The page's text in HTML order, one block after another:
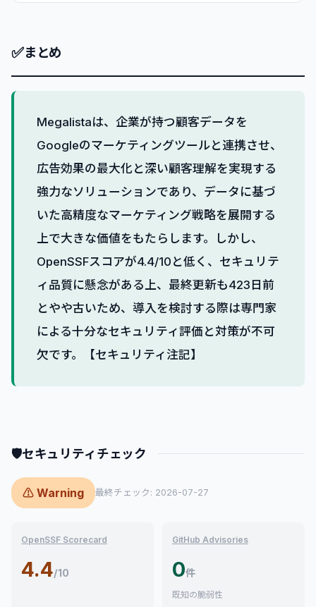
✅まとめ
Megalistaは、企業が持つ顧客データを
Googleのマーケティングツールと連携させ、
広告効果の最大化と深い顧客理解を実現する
強力なソリューションであり、データに基づ
いた高精度なマーケティング戦略を展開する
上で大きな価値をもたらします。しかし、
OpenSSFスコアが4.4/10と低く、セキュリテ
ィ品質に懸念がある上、最終更新も423日前
とやや古いため、導入を検討する際は専門家
による十分なセキュリティ評価と対策が不可
欠です。【セキュリティ注記】
🛡セキュリティチェック
⚠ Warning 最終チェック: 2026-07-27
OpenSSF Scorecard
4.4/10
GitHub Advisories
0件
既知の脆弱性